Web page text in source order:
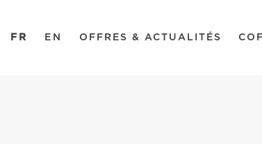
FR EN OFFRES & ACTUALITÉS